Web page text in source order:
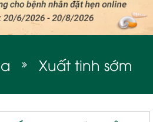
Xuất tinh sớm